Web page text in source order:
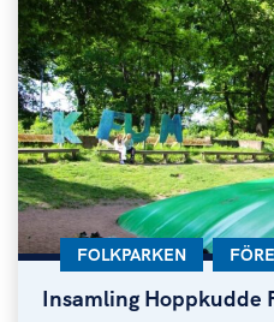
Insamling Hoppkudde
Insamling Hoppkudde
KATEGORI:
FOLKPARKEN